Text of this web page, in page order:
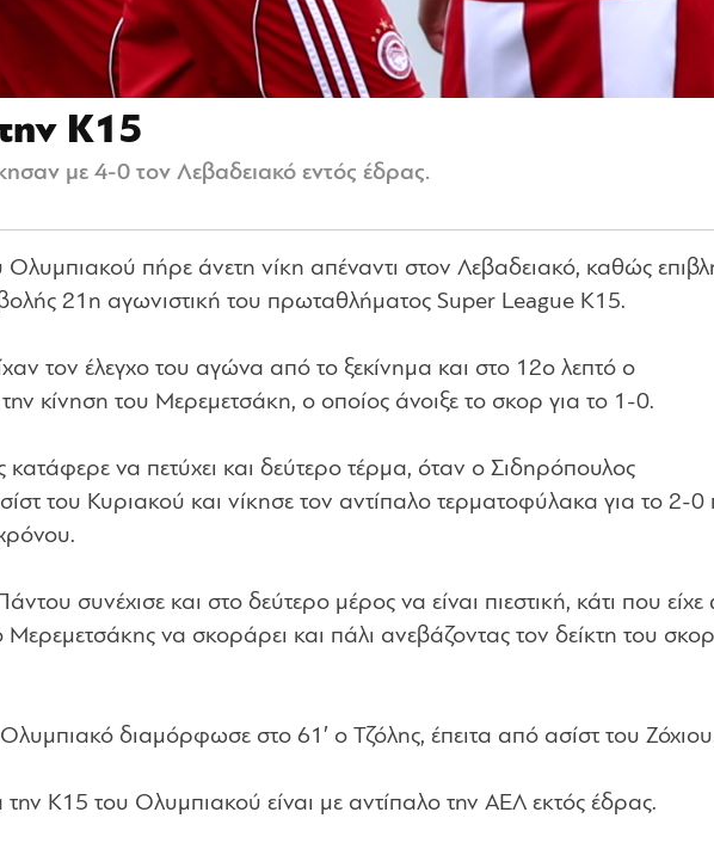
Κ15
με 4-0 τον Λεβαδειακό εντός έδρας.
πήρε άνετη νίκη απέναντι στον Λεβαδειακό, καθώς
21η αγωνιστική του πρωταθλήματος Super League Κ15.
τον έλεγχο του αγώνα από το ξεκίνημα και στο 12ο λεπτό ο
κίνηση του Μερεμετσάκη, ο οποίος άνοιξε το σκορ για το 1-0.
κατάφερε να πετύχει και δεύτερο τέρμα, όταν ο Σιδηρόπουλος
του Κυριακού και νίκησε τον αντίπαλο τερματοφύλακα για το 2-0
συνέχισε και στο δεύτερο μέρος να είναι πιεστική, κάτι που είχε
Μερεμετσάκης να σκοράρει και πάλι ανεβάζοντας τον δείκτη του
Ολυμπιακό διαμόρφωσε στο 61′ ο Τζόλης, έπειτα από ασίστ του
Κ15 του Ολυμπιακού είναι με αντίπαλο την ΑΕΛ εκτός έδρας.